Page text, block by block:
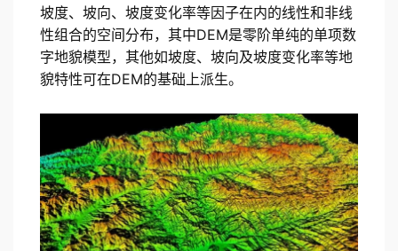
坡度、坡向、坡度变化率等因子在内的线性和非线
性组合的空间分布，其中DEM是零阶单纯的单项数
字地貌模型，其他如坡度、坡向及坡度变化率等地
貌特性可在DEM的基础上派生。